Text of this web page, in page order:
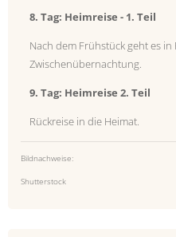
8. Tag: Heimreise - 1. Teil
Nach dem Frühstück geht es
Zwischenübernachtung.
9. Tag: Heimreise 2. Teil
Rückreise in die Heimat.
Bildnachweise:
Shutterstock